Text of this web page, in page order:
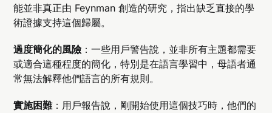
能並非真正由 Feynman 創造的研究，指出缺乏直接的學
術證據支持這個歸屬。
過度簡化的風險 ：一些用戶警告說，並非所有主題都需要
或適合這種程度的簡化，特別是在語言學習中，母語者通
常無法解釋他們語言的所有規則。
實施困難：用戶報告說，剛開始使用這個技巧時，他們的